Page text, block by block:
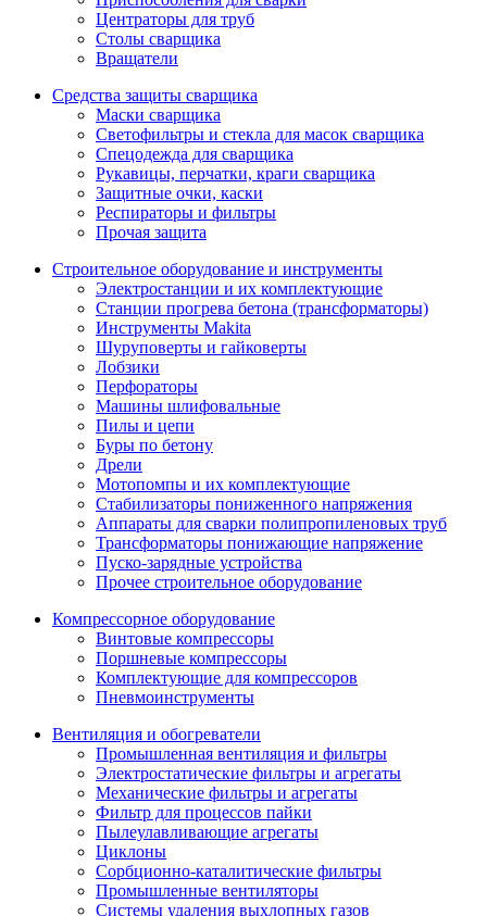
Центраторы для труб
Столы сварщика
Вращатели
Средства защиты сварщика
Маски сварщика
Светофильтры и стекла для масок сварщика
Спецодежда для сварщика
Рукавицы, перчатки, краги сварщика
Защитные очки, каски
Респираторы и фильтры
Прочая защита
Строительное оборудование и инструменты
Электростанции и их комплектующие
Станции прогрева бетона (трансформаторы)
Инструменты Makita
Шуруповерты и гайковерты
Лобзики
Перфораторы
Машины шлифовальные
Пилы и цепи
Буры по бетону
Дрели
Мотопомпы и их комплектующие
Стабилизаторы пониженного напряжения
Аппараты для сварки полипропиленовых труб
Трансформаторы понижающие напряжение
Пуско-зарядные устройства
Прочее строительное оборудование
Компрессорное оборудование
Винтовые компрессоры
Поршневые компрессоры
Комплектующие для компрессоров
Пневмоинструменты
Вентиляция и обогреватели
Промышленная вентиляция и фильтры
Электростатические фильтры и агрегаты
Механические фильтры и агрегаты
Фильтр для процессов пайки
Пылеулавливающие агрегаты
Циклоны
Сорбционно-каталитические фильтры
Промышленные вентиляторы
Системы удаления выхлопных газов